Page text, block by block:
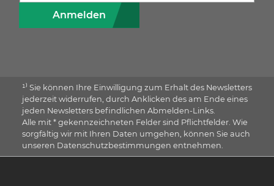
Anmelden
¹⁾ Sie können Ihre Einwilligung zum Erhalt des Newsletters
jederzeit widerrufen, durch Anklicken des am Ende eines
jeden Newsletters befindlichen Abmelden-Links.
Alle mit * gekennzeichneten Felder sind Pflichtfelder. Wie
sorgfältig wir mit Ihren Daten umgehen, können Sie auch
unseren Datenschutzbestimmungen entnehmen.